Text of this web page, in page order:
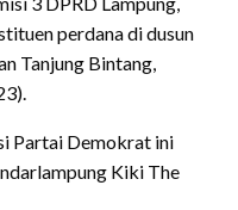
perdana di dusun
Tanjung Bintang,
Partai Demokrat ini
Kiki The